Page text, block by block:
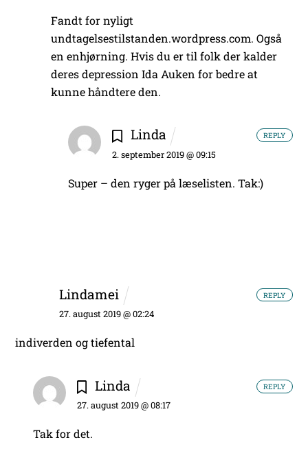
Fandt for nyligt
undtagelsestilstanden.wordpress.com. Også
en enhjørning. Hvis du er til folk der kalder
deres depression Ida Auken for bedre at
kunne håndtere den.
Linda
2. september 2019 @ 09:15
Super – den ryger på læselisten. Tak:)
REPLY
Lindamei
27. august 2019 @ 02:24
indiverden og tiefental
REPLY
Linda
27. august 2019 @ 08:17
Tak for det.
REPLY